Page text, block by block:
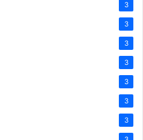
3
3
3
3
3
3
3